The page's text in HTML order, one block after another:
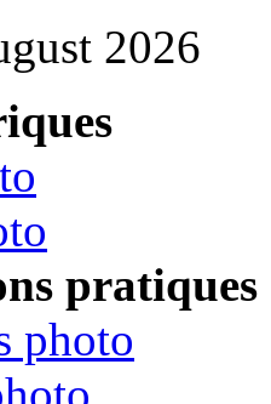
2026
pratiques
photo